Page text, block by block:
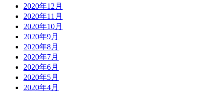
2020年12月
2020年11月
2020年10月
2020年9月
2020年8月
2020年7月
2020年6月
2020年5月
2020年4月